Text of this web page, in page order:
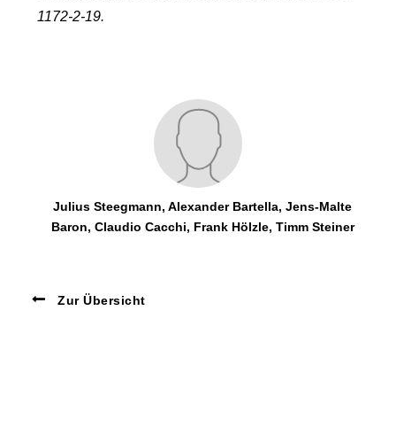
1172-2-19.
Julius Steegmann, Alexander Bartella, Jens-Malte
Baron, Claudio Cacchi, Frank Hölzle, Timm Steiner
Zur Übersicht